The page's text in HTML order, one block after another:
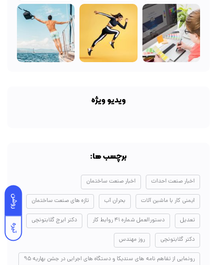
روشن
تیره
ویدیو ویژه
برچسب ها:
اخبار صنعت احداث اخبار صنعت ساختمان
ایمنی کار با ماشین آلات بحران آب تازه های صنعت ساختمان
تعدیل دستورالعمل شماره ۴۱ روابط کار دکتر ایرج گلابتونچی
دکتر گلابتونچی روز مهندس
رونمایی از تفاهم نامه های سندیکا و دستگاه های اجرایی در جشن بهاریه ۹۵